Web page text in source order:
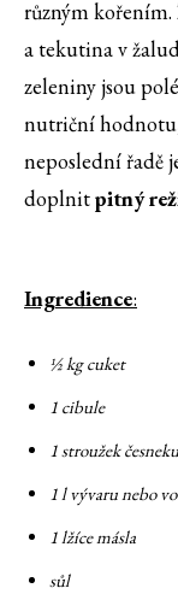
různým
a tekutina v
zeleniny jsou
nutriční
neposlední řadě
doplnitpitný
Ingredience:
½ kg cuket
1 cibule
1 stroužek česneku
1 l vývaru nebo
1 lžíce másla
sůl